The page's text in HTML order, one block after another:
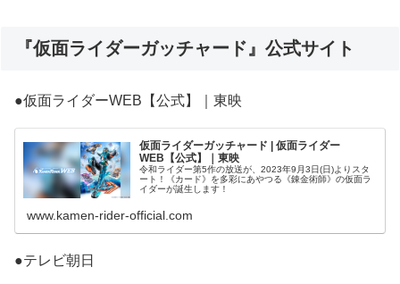
『仮面ライダーガッチャード』公式サイト
●仮面ライダーWEB【公式】｜東映
仮面ライダーガッチャード | 仮面ライダー
WEB【公式】｜東映
令和ライダー第5作の放送が、2023年9月3日(日)よりスタ
ート！《カード》を多彩にあやつる《錬金術師》の仮面ラ
イダーが誕生します！
www.kamen-rider-official.com
●テレビ朝日